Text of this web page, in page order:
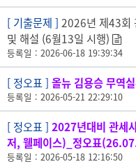
[ 기출문제 ] 2026년 제43회
및 해설 (6월13일 시행)
등록일 : 2026-06-18 19:39:34
[ 정오표 ] 올뉴 김용승 무역
등록일 : 2026-05-21 22:29:10
[ 정오표 ] 2027년대비 관세
저, 웰페이스)_정오표
등록일 : 2026-05-18 12:16:50